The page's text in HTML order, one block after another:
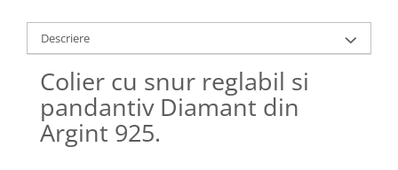
Coliere cu Inimioare
Coliere cu Cruce
Coliere cu Soare
Coliere cu Semilună
Coliere cu Zodii
Descriere
Colier cu snur reglabil si
pandantiv Diamant din
Argint 925.